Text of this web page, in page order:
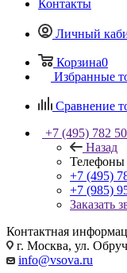
Контакты
Личный
Корзина0
Избранные
Сравнение
+7 (495) 782
Назад
Телефоны
+7 (495)
+7 (985)
Заказать
Контактная
г. Москва, ул.
info@vsova.ru